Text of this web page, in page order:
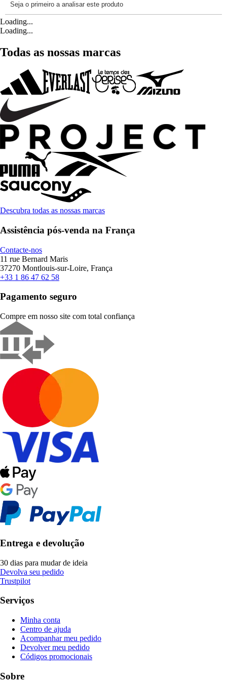
Loading...
Loading...
Todas as nossas marcas
Descubra todas as nossas marcas
Assistência pós-venda na França
Contacte-nos
11 rue Bernard Maris
37270 Montlouis-sur-Loire, França
+33 1 86 47 62 58
Pagamento seguro
Compre em nosso site com total confiança
Entrega e devolução
30 dias para mudar de ideia
Devolva seu pedido
Trustpilot
Serviços
Minha conta
Centro de ajuda
Acompanhar meu pedido
Devolver meu pedido
Códigos promocionais
Sobre